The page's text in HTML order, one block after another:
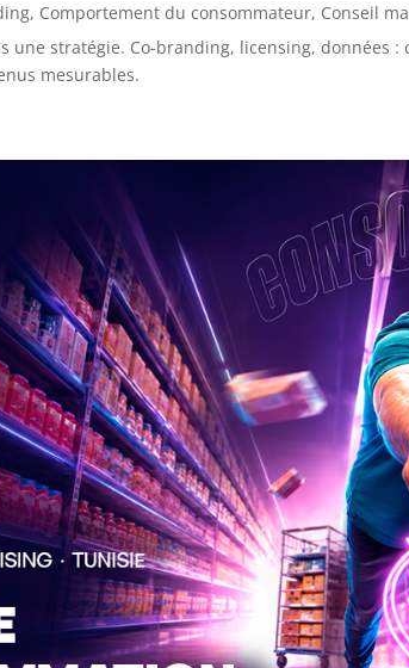
, Comportement du consommateur, Conseil
une stratégie. Co-branding, licensing, données
mesurables.